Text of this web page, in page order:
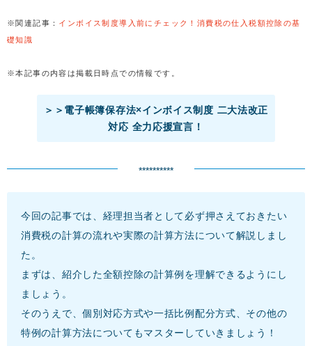
※関連記事： インボイス制度導入前にチェック！消費税の仕入税額控除の基
礎知識
※本記事の内容は掲載日時点での情報です。
＞＞電子帳簿保存法×インボイス制度 二大法改正
対応 全力応援宣言！
**********
今回の記事では、経理担当者として必ず押さえておきたい
消費税の計算の流れや実際の計算方法について解説しまし
た。
まずは、紹介した全額控除の計算例を理解できるようにし
ましょう。
そのうえで、個別対応方式や一括比例配分方式、その他の
特例の計算方法についてもマスターしていきましょう！